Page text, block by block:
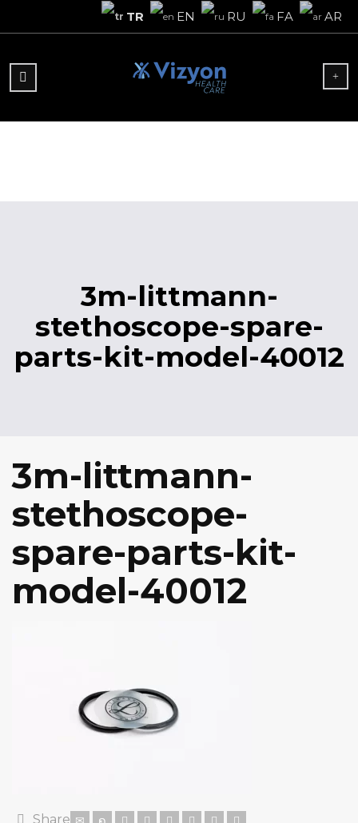
TR EN RU FA AR
3m-littmann-
stethoscope-spare-
parts-kit-model-40012
3m-littmann-
stethoscope-
spare-parts-kit-
model-40012
Share